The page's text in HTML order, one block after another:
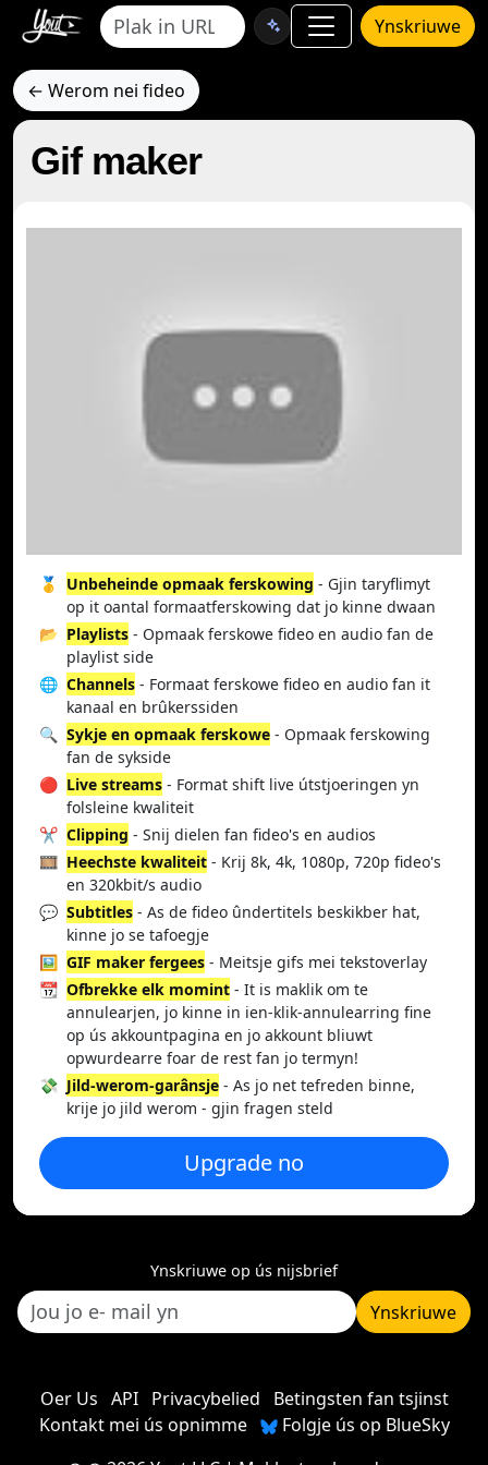
Ynskriuwe
← Werom nei fideo
Gif maker
🥇 Unbeheinde opmaak ferskowing - Gjin taryflimyt
op it oantal formaatferskowing dat jo kinne dwaan
📂 Playlists - Opmaak ferskowe fideo en audio fan de
playlist side
🌐 Channels - Formaat ferskowe fideo en audio fan it
kanaal en brûkerssiden
🔍 Sykje en opmaak ferskowe - Opmaak ferskowing
fan de sykside
🔴 Live streams - Format shift live útstjoeringen yn
folsleine kwaliteit
✂️ Clipping - Snij dielen fan fideo's en audios
🎞️ Heechste kwaliteit - Krij 8k, 4k, 1080p, 720p fideo's
en 320kbit/s audio
💬 Subtitles - As de fideo ûndertitels beskikber hat,
kinne jo se tafoegje
🖼️ GIF maker fergees - Meitsje gifs mei tekstoverlay
📆 Ofbrekke elk momint - It is maklik om te
annulearjen, jo kinne in ien-klik-annulearring fine
op ús akkountpagina en jo akkount bliuwt
opwurdearre foar de rest fan jo termyn!
💸 Jild-werom-garânsje - As jo net tefreden binne,
krije jo jild werom - gjin fragen steld
Upgrade no
Ynskriuwe op ús nijsbrief
Ynskriuwe
Oer Us API Privacybelied
Betingsten fan tsjinst
Kontakt mei ús opnimme
Folgje ús op BlueSky